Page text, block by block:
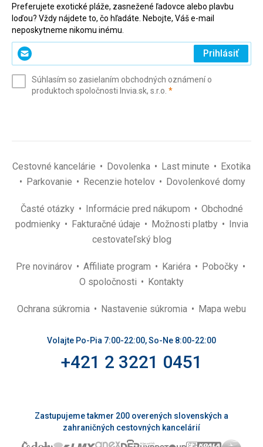
Preferujete exotické pláže, zasnežené ľadovce alebo plavbu
loďou? Vždy nájdete to, čo hľadáte. Nebojte, Váš e-mail
neposkytneme nikomu inému.
Zadajte
svoj
(povinné)
Prihlásiť
Súhlasím so zasielaním obchodných oznámení o
produktoch spoločnosti Invia.sk, s.r.o. *(povinné)
Cestovné kancelárie Dovolenka Last minute
Exotika
Parkovanie
Recenzie hotelov Dovolenkové domy
Časté otázky Informácie pred nákupom
Obchodné
podmienky
Fakturačné údaje Možnosti platby
Invia
cestovateľský blog
Pre novinárov Affiliate program Kariéra
Pobočky
O spoločnosti
Kontakty
Ochrana súkromia Nastavenie súkromia Mapa webu
Volajte Po-Pia 7:00-22:00, So-Ne 8:00-22:00
+421 2 3221 0451
Zastupujeme takmer 200 overených slovenských a
zahraničných cestovných kancelárií